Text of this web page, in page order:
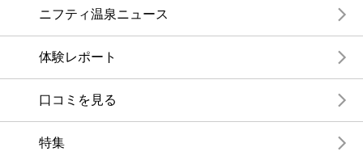
ニフティ温泉ニュース
体験レポート
口コミを見る
特集